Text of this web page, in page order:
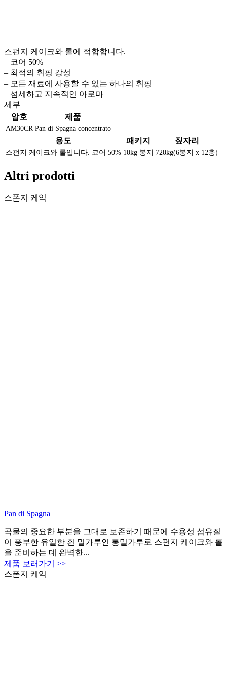
스펀지 케이크와 롤에 적합합니다.
– 코어 50%
– 최적의 휘핑 강성
– 모든 재료에 사용할 수 있는 하나의 휘핑
– 섬세하고 지속적인 아로마
세부
암호
제품
AM30CR Pan di Spagna concentrato
용도 패키지 짚자리
스펀지 케이크와 롤입니다. 코어 50% 10kg 봉지 720kg(6봉지 x 12층)
Altri prodotti
스폰지 케익
Pan di Spagna
곡물의 중요한 부분을 그대로 보존하기 때문에 수용성 섬유질
이 풍부한 유일한 흰 밀가루인 통밀가루로 스펀지 케이크와 롤
을 준비하는 데 완벽한...
제품 보러가기 >>
스폰지 케익